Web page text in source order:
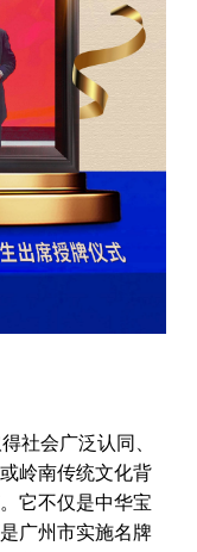
社会广泛认同、
岭南传统文化背
它不仅是中华宝
广州市实施名牌